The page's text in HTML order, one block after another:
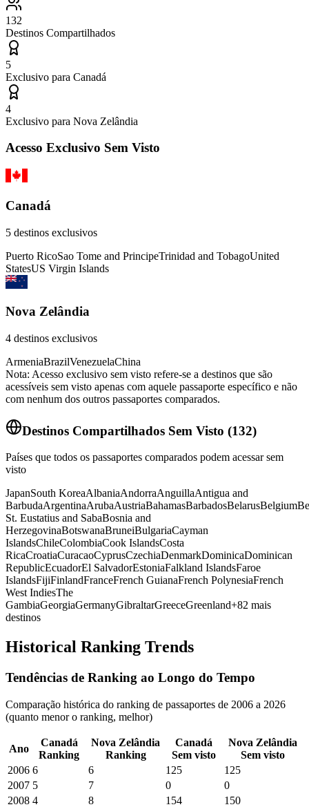
132
Destinos Compartilhados
5
Exclusivo para Canadá
4
Exclusivo para Nova Zelândia
Acesso Exclusivo Sem Visto
Canadá
5 destinos exclusivos
Puerto RicoSao Tome and PrincipeTrinidad and TobagoUnited
StatesUS Virgin Islands
Nova Zelândia
4 destinos exclusivos
ArmeniaBrazilVenezuelaChina
Nota: Acesso exclusivo sem visto refere-se a destinos que são
acessíveis sem visto apenas com aquele passaporte específico e não
com nenhum dos outros passaportes comparados.
Destinos Compartilhados Sem Visto (132)
Países que todos os passaportes comparados podem acessar sem
visto
JapanSouth KoreaAlbaniaAndorraAnguillaAntigua and
BarbudaArgentinaArubaAustriaBahamasBarbadosBelarusBelgium
St. Eustatius and SabaBosnia and
HerzegovinaBotswanaBruneiBulgariaCayman
IslandsChileColombiaCook IslandsCosta
RicaCroatiaCuracaoCyprusCzechiaDenmarkDominicaDominican
RepublicEcuadorEl SalvadorEstoniaFalkland IslandsFaroe
IslandsFijiFinlandFranceFrench GuianaFrench PolynesiaFrench
West IndiesThe
GambiaGeorgiaGermanyGibraltarGreeceGreenland+82 mais
destinos
Historical Ranking Trends
Tendências de Ranking ao Longo do Tempo
Comparação histórica do ranking de passaportes de 2006 a 2026
(quanto menor o ranking, melhor)
Ano
Canadá
Ranking
Nova Zelândia
Ranking
Canadá
Sem visto
Nova Zelândia
Sem visto
2006 6 6 125
125
2007 5 7 0
0
2008 4 8 154
150